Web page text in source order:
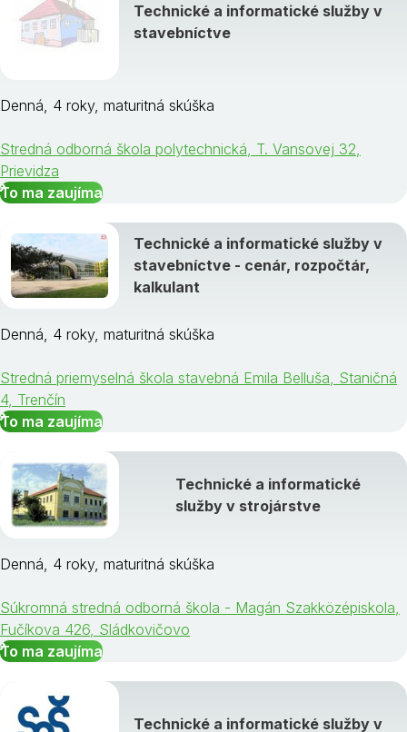
Technické a informatické služby v
stavebníctve
Denná, 4 roky, maturitná skúška
Stredná odborná škola polytechnická, T. Vansovej 32,
Prievidza
To ma zaujíma
Technické a informatické služby v
stavebníctve - cenár, rozpočtár,
kalkulant
Denná, 4 roky, maturitná skúška
Stredná priemyselná škola stavebná Emila Belluša, Staničná
4, Trenčín
To ma zaujíma
Technické a informatické
služby v strojárstve
Denná, 4 roky, maturitná skúška
Súkromná stredná odborná škola - Magán Szakközépiskola,
Fučíkova 426, Sládkovičovo
To ma zaujíma
Technické a informatické služby v